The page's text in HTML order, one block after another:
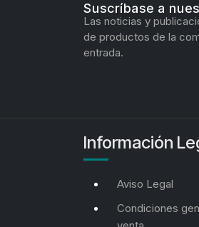
Suscríbase a
Las noticias y
de productos de la
entrada.
Información
Aviso Legal
Condiciones